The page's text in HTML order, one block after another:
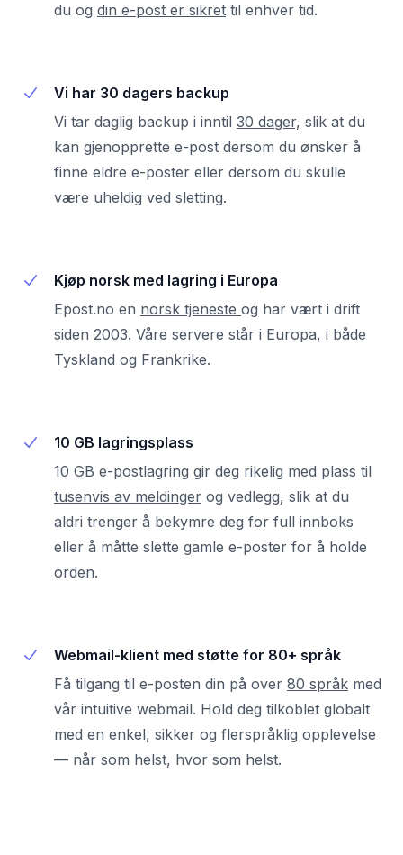
du og din e-post er sikret til enhver tid.
Vi har 30 dagers backup
Vi tar daglig backup i inntil 30 dager, slik at du
kan gjenopprette e-post dersom du ønsker å
finne eldre e-poster eller dersom du skulle
være uheldig ved sletting.
Kjøp norsk med lagring i Europa
Epost.no en norsk tjeneste og har vært i drift
siden 2003. Våre servere står i Europa, i både
Tyskland og Frankrike.
10 GB lagringsplass
10 GB e-postlagring gir deg rikelig med plass til
tusenvis av meldinger og vedlegg, slik at du
aldri trenger å bekymre deg for full innboks
eller å måtte slette gamle e-poster for å holde
orden.
Webmail-klient med støtte for 80+ språk
Få tilgang til e-posten din på over 80 språk med
vår intuitive webmail. Hold deg tilkoblet globalt
med en enkel, sikker og flerspråklig opplevelse
— når som helst, hvor som helst.